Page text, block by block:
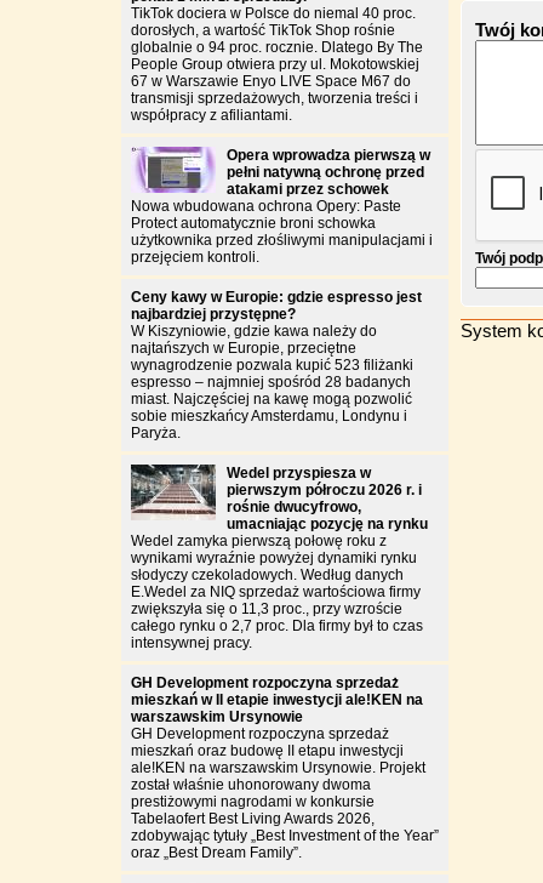
Twój
Twój
System
TikTok dociera w Polsce do niemal 40 proc.
dorosłych, a wartość TikTok Shop rośnie
globalnie o 94 proc. rocznie. Dlatego By The
People Group otwiera przy ul. Mokotowskiej
67 w Warszawie Enyo LIVE Space M67 do
transmisji sprzedażowych, tworzenia treści i
współpracy z afiliantami.
Opera wprowadza pierwszą w
pełni natywną ochronę przed
atakami przez schowek
Nowa wbudowana ochrona Opery: Paste
Protect automatycznie broni schowka
użytkownika przed złośliwymi manipulacjami i
przejęciem kontroli.
Ceny kawy w Europie: gdzie espresso jest
najbardziej przystępne?
W Kiszyniowie, gdzie kawa należy do
najtańszych w Europie, przeciętne
wynagrodzenie pozwala kupić 523 filiżanki
espresso – najmniej spośród 28 badanych
miast. Najczęściej na kawę mogą pozwolić
sobie mieszkańcy Amsterdamu, Londynu i
Paryża.
Wedel przyspiesza w
pierwszym półroczu 2026 r. i
rośnie dwucyfrowo,
umacniając pozycję na rynku
Wedel zamyka pierwszą połowę roku z
wynikami wyraźnie powyżej dynamiki rynku
słodyczy czekoladowych. Według danych
E.Wedel za NIQ sprzedaż wartościowa firmy
zwiększyła się o 11,3 proc., przy wzroście
całego rynku o 2,7 proc. Dla firmy był to czas
intensywnej pracy.
GH Development rozpoczyna sprzedaż
mieszkań w II etapie inwestycji ale!KEN na
warszawskim Ursynowie
GH Development rozpoczyna sprzedaż
mieszkań oraz budowę II etapu inwestycji
ale!KEN na warszawskim Ursynowie. Projekt
został właśnie uhonorowany dwoma
prestiżowymi nagrodami w konkursie
Tabelaofert Best Living Awards 2026,
zdobywając tytuły „Best Investment of the Year”
oraz „Best Dream Family”.